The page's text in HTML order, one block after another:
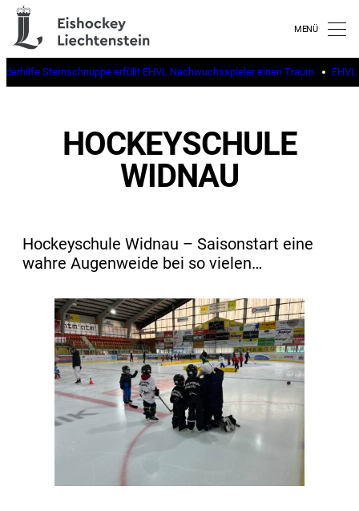
Sternschnuppe erfüllt EHVL Nachwuchsspieler einen Traum
HOCKEYSCHULE
WIDNAU
Hockeyschule Widnau – Saisonstart eine
wahre Augenweide bei so vielen…